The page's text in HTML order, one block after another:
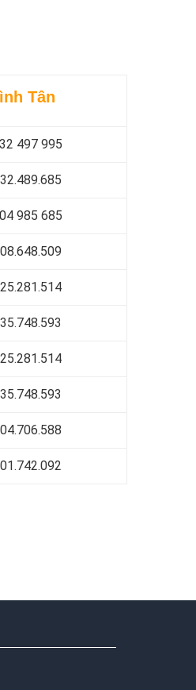
Tân
497 995
985 685